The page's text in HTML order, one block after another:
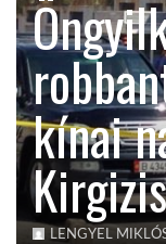
GLOBOTV
AFRIKA TUDÁSTÁR
A NAP SZÉPE
kínai
LENGYEL